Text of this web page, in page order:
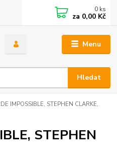
Menu
Hledat
0 ks
za 0,00 Kč
IMPOSSIBLE, STEPHEN CLARKE,
STEPHEN